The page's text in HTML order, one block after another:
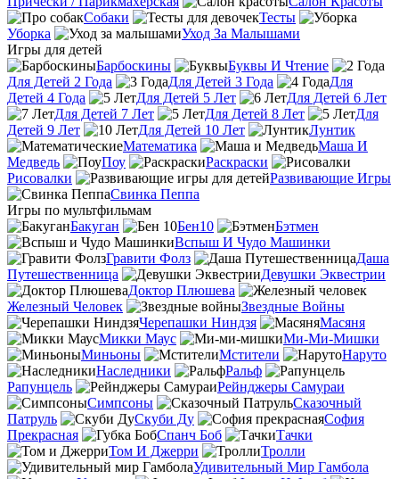
Собаки
Тесты
Уборка
Уход За Малышами
Игры для детей
Барбоскины
Буквы И Чтение
Для Детей 2 Года
Для Детей 3 Года
Для
Детей 4 Года
Для Детей 5 Лет
Для Детей 6 Лет
Для Детей 7 Лет
Для Детей 8 Лет
Для
Детей 9 Лет
Для Детей 10 Лет
Лунтик
Математика
Маша И
Медведь
Поу
Раскраски
Рисовалки
Развивающие Игры
Свинка Пеппа
Игры по мультфильмам
Бакуган
Бен10
Бэтмен
Вспыш И Чудо Машинки
Гравити Фолз
Даша
Путешественница
Девушки Эквестрии
Доктор Плюшева
Железный Человек
Звездные Войны
Черепашки Ниндзя
Масяня
Микки Маус
Ми-Ми-Мишки
Миньоны
Мстители
Наруто
Наследники
Ральф
Рапунцель
Рейнджеры Самураи
Симпсоны
Сказочный
Патруль
Скуби Ду
София
Прекрасная
Спанч Боб
Тачки
Том И Джерри
Тролли
Удивительный Мир Гамбола